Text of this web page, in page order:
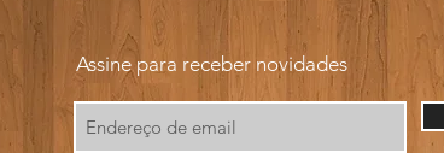
Assine para receber novidades